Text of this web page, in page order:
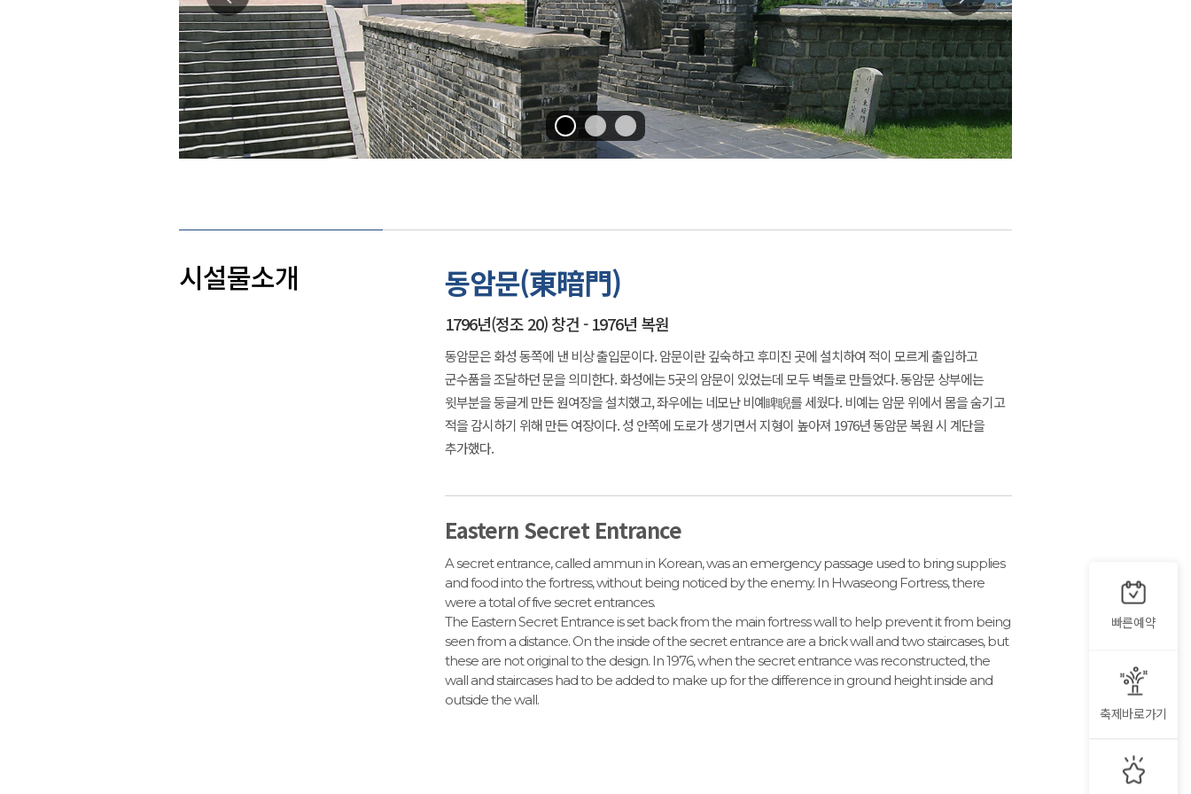
빠른예약
축제바로가기
시설물소개 동암문(東暗門)
1796년(정조 20) 창건 - 1976년 복원
동암문은 화성 동쪽에 낸 비상 출입문이다. 암문이란 깊숙하고 후미진 곳에 설치하여 적이 모르게 출입하고
군수품을 조달하던 문을 의미한다. 화성에는 5곳의 암문이 있었는데 모두 벽돌로 만들었다. 동암문 상부에는
윗부분을 둥글게 만든 원여장을 설치했고, 좌우에는 네모난 비예睥睨를 세웠다. 비예는 암문 위에서 몸을 숨기고
적을 감시하기 위해 만든 여장이다. 성 안쪽에 도로가 생기면서 지형이 높아져 1976년 동암문 복원 시 계단을
추가했다.
Eastern Secret Entrance
A secret entrance, called ammun in Korean, was an emergency passage used to bring supplies
and food into the fortress, without being noticed by the enemy. In Hwaseong Fortress, there
were a total of five secret entrances.
The Eastern Secret Entrance is set back from the main fortress wall to help prevent it from being
seen from a distance. On the inside of the secret entrance are a brick wall and two staircases, but
these are not original to the design. In 1976, when the secret entrance was reconstructed, the
wall and staircases had to be added to make up for the difference in ground height inside and
outside the wall.